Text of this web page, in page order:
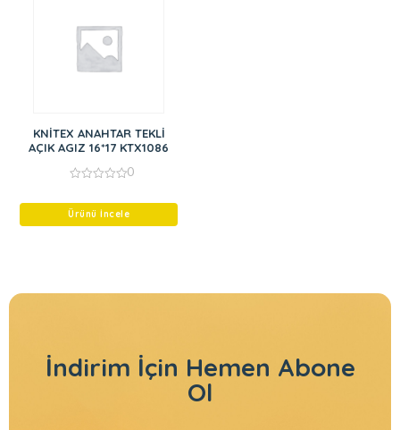
KNİTEX ANAHTAR TEKLİ
AÇIK AGIZ 16*17 KTX1086
of
0
Ürünü İncele
İndirim İçin Hemen Abone
Ol